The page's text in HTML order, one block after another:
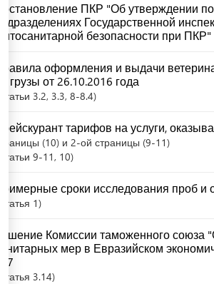
Постановление ПКР "Об утверждении
подразделениях Государственной
фитосанитарной безопасности при
Правила оформления и выдачи
на грузы от 26.10.2016 года
Статьи 3.2, 3.3, 8-8.4
Прейскурант тарифов на услуги,
страницы (10) и 2-ой страницы (9-11)
Статьи 9-11, 10
Примерные сроки исследования проб и
Статья 1
Решение Комиссии таможенного союза
санитарных мер в Евразийском
317
Статья 3.14